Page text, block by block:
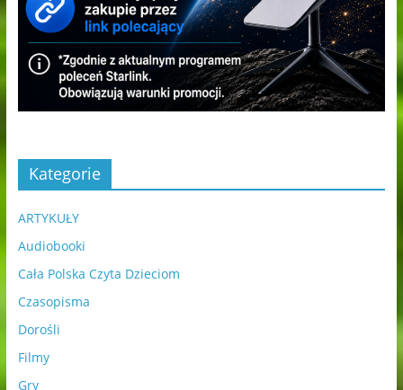
Kategorie
ARTYKUŁY
Audiobooki
Cała Polska Czyta Dzieciom
Czasopisma
Dorośli
Filmy
Gry